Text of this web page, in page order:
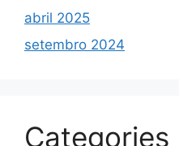
abril 2025
setembro 2024
Categories